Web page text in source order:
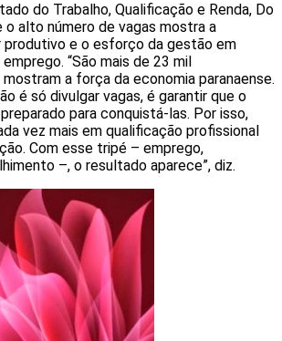
do Trabalho, Qualificação e Renda, Do
o alto número de vagas mostra a
e o esforço da gestão em
“São mais de 23 mil
a força da economia paranaense.
é só divulgar vagas, é garantir que o
para conquistá-las. Por isso,
vez mais em qualificação profissional
Com esse tripé – emprego,
–, o resultado aparece”, diz.